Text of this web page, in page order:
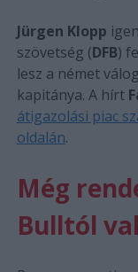
Jürgen Klopp
szövetség (DFB)
lesz a német
kapitánya. A hírt
átigazolási piac
oldalán.
Még
Bulltól